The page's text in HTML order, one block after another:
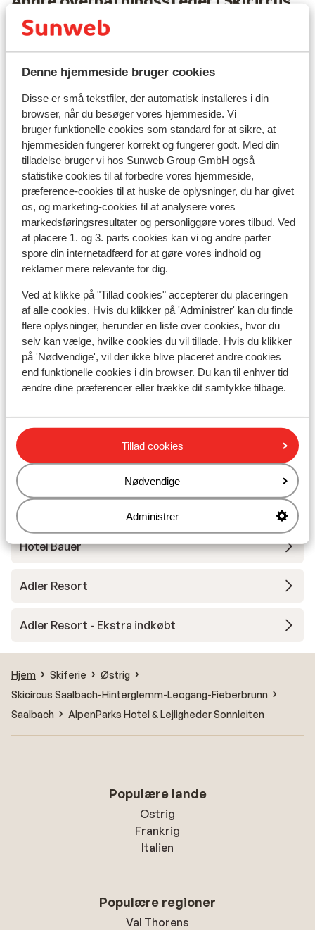
Denne hjemmeside bruger cookies
Disse er små tekstfiler, der automatisk installeres i din
browser, når du besøger vores hjemmeside. Vi
bruger funktionelle cookies som standard for at sikre, at
hjemmesiden fungerer korrekt og fungerer godt. Med din
tilladelse bruger vi hos Sunweb Group GmbH også
statistike cookies til at forbedre vores hjemmeside,
præference-cookies til at huske de oplysninger, du har givet
os, og marketing-cookies til at analysere vores
markedsføringsresultater og personliggøre vores tilbud. Ved
at placere 1. og 3. parts cookies kan vi og andre parter
spore din internetadfærd for at gøre vores indhold og
reklamer mere relevante for dig.
Ved at klikke på "Tillad cookies" accepterer du placeringen
af alle cookies. Hvis du klikker på 'Administrer' kan du finde
flere oplysninger, herunder en liste over cookies, hvor du
selv kan vælge, hvilke cookies du vil tillade. Hvis du klikker
på 'Nødvendige', vil der ikke blive placeret andre cookies
end funktionelle cookies i din browser. Du kan til enhver tid
ændre dine præferencer eller trække dit samtykke tilbage.
Tillad cookies
Nødvendige
Administrer
Saalbach-Hinterglemm-Leogang-
Fieberbrunn
ADEA Lifestyle Suites
Hotel Alpin Juwel
Hotel Der Löwe
Hotel Kendler
Hotel Gungau
Familien-& Gartenhotel Theresia
Hotel Almrausch
Hotel Almrausch - Ekstra indkøbt
Hotel Tiroler Buam
Dorfhotel Glücksschmiede
Hotel Neuhaus - Halvpension
Robinson Fieberbrunn - Voksenhotel
Hotel Bauer
Adler Resort
Adler Resort - Ekstra indkøbt
Hjem Skiferie
Østrig
Skicircus Saalbach-Hinterglemm-Leogang-Fieberbrunn
Saalbach
AlpenParks Hotel & Lejligheder Sonnleiten
Populære lande
Ostrig
Frankrig
Italien
Populære regioner
Val Thorens